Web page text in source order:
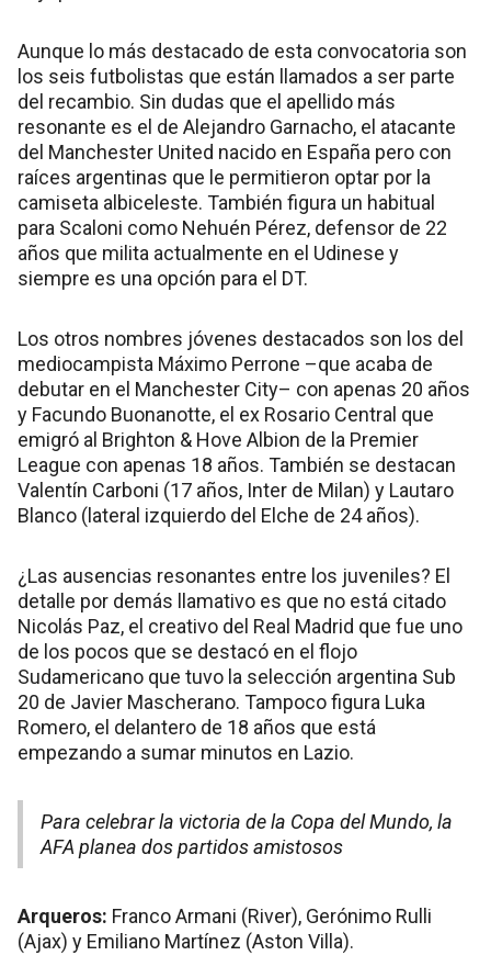
Aunque lo más destacado de esta convocatoria son
los seis futbolistas que están llamados a ser parte
del recambio. Sin dudas que el apellido más
resonante es el de Alejandro Garnacho, el atacante
del Manchester United nacido en España pero con
raíces argentinas que le permitieron optar por la
camiseta albiceleste. También figura un habitual
para Scaloni como Nehuén Pérez, defensor de 22
años que milita actualmente en el Udinese y
siempre es una opción para el DT.
Los otros nombres jóvenes destacados son los del
mediocampista Máximo Perrone –que acaba de
debutar en el Manchester City– con apenas 20 años
y Facundo Buonanotte, el ex Rosario Central que
emigró al Brighton & Hove Albion de la Premier
League con apenas 18 años. También se destacan
Valentín Carboni (17 años, Inter de Milan) y Lautaro
Blanco (lateral izquierdo del Elche de 24 años).
¿Las ausencias resonantes entre los juveniles? El
detalle por demás llamativo es que no está citado
Nicolás Paz, el creativo del Real Madrid que fue uno
de los pocos que se destacó en el flojo
Sudamericano que tuvo la selección argentina Sub
20 de Javier Mascherano. Tampoco figura Luka
Romero, el delantero de 18 años que está
empezando a sumar minutos en Lazio.
Para celebrar la victoria de la Copa del Mundo, la
AFA planea dos partidos amistosos
Arqueros: Franco Armani (River), Gerónimo Rulli
(Ajax) y Emiliano Martínez (Aston Villa).